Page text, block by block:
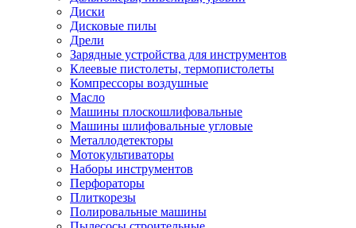
Диски
Дисковые пилы
Дрели
Зарядные устройства для инструментов
Клеевые пистолеты, термопистолеты
Компрессоры воздушные
Масло
Машины плоскошлифовальные
Машины шлифовальные угловые
Металлодетекторы
Мотокультиваторы
Наборы инструментов
Перфораторы
Плиткорезы
Полировальные машины